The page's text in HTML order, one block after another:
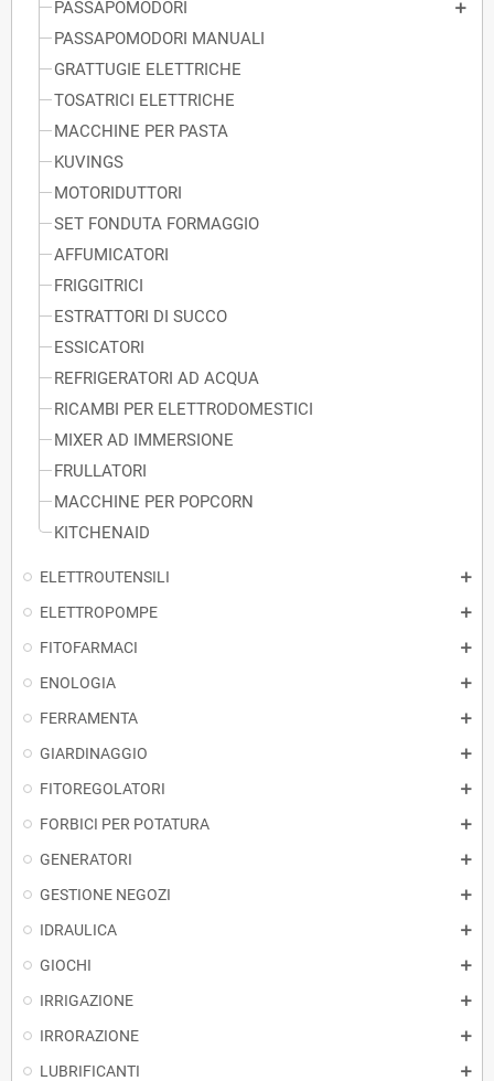
PASSAPOMODORI
PASSAPOMODORI MANUALI
GRATTUGIE ELETTRICHE
TOSATRICI ELETTRICHE
MACCHINE PER PASTA
KUVINGS
MOTORIDUTTORI
SET FONDUTA FORMAGGIO
AFFUMICATORI
FRIGGITRICI
ESTRATTORI DI SUCCO
ESSICATORI
REFRIGERATORI AD ACQUA
RICAMBI PER ELETTRODOMESTICI
MIXER AD IMMERSIONE
FRULLATORI
MACCHINE PER POPCORN
KITCHENAID
ELETTROUTENSILI
ELETTROPOMPE
FITOFARMACI
ENOLOGIA
FERRAMENTA
GIARDINAGGIO
FITOREGOLATORI
FORBICI PER POTATURA
GENERATORI
GESTIONE NEGOZI
IDRAULICA
GIOCHI
IRRIGAZIONE
IRRORAZIONE
LUBRIFICANTI